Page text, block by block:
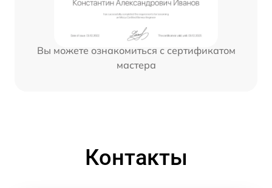
Вы можете ознакомиться с сертификатом
мастера
Контакты